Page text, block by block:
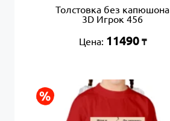
Толстовка без капюшона
3D Игрок 456
Цена: 11490 ₸